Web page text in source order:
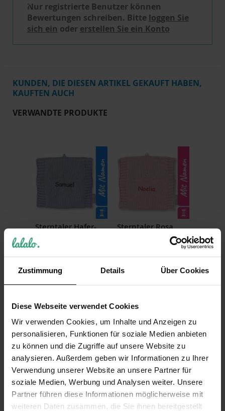
Zustimmung Details Über Cookies
Diese Webseite verwendet Cookies
Wir verwenden Cookies, um Inhalte und Anzeigen zu
personalisieren, Funktionen für soziale Medien anbieten
zu können und die Zugriffe auf unsere Website zu
analysieren. Außerdem geben wir Informationen zu Ihrer
Verwendung unserer Website an unsere Partner für
soziale Medien, Werbung und Analysen weiter. Unsere
Partner führen diese Informationen möglicherweise mit
weiteren Daten zusammen, die Sie ihnen bereitgestellt
Nur registrierte Benutzer können
Bewertungen schreiben. Bitte loggen Sie
sich ein oder erstellen Sie ein Konto
KUNDEN, DIE DIESEN ARTIKEL GEKAUFT HABEN,
KAUFTEN AUCH
VERWANDTE PRODUKTE
Sterntaler Hafer-
bestickt
Sterntaler Rosa
bestickt
25,99 €
-6%
Sterntaler
Wärmekissen Esel
Emmilius, bedruckt